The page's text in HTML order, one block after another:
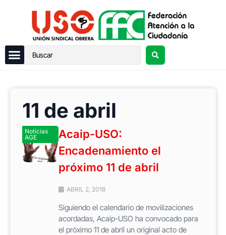
11 de abril
Noticias
AGE
Acaip-USO:
Encadenamiento el
próximo 11 de abril
ABRIL 2, 2018
Siguiendo el calendario de movilizaciones
acordadas, Acaip-USO ha convocado para
el próximo 11 de abril un original acto de